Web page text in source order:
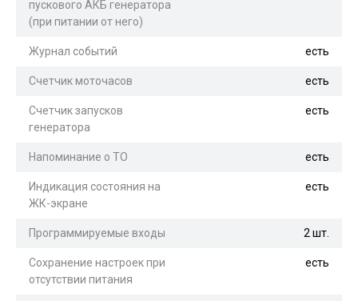
пускового АКБ генератора
(при питании от него)
Журнал событий есть
Счетчик моточасов есть
Счетчик запусков
генератора
есть
Напоминание о ТО есть
Индикация состояния на
ЖК-экране
есть
Программируемые входы 2 шт.
Сохранение настроек при
отсутствии питания
есть